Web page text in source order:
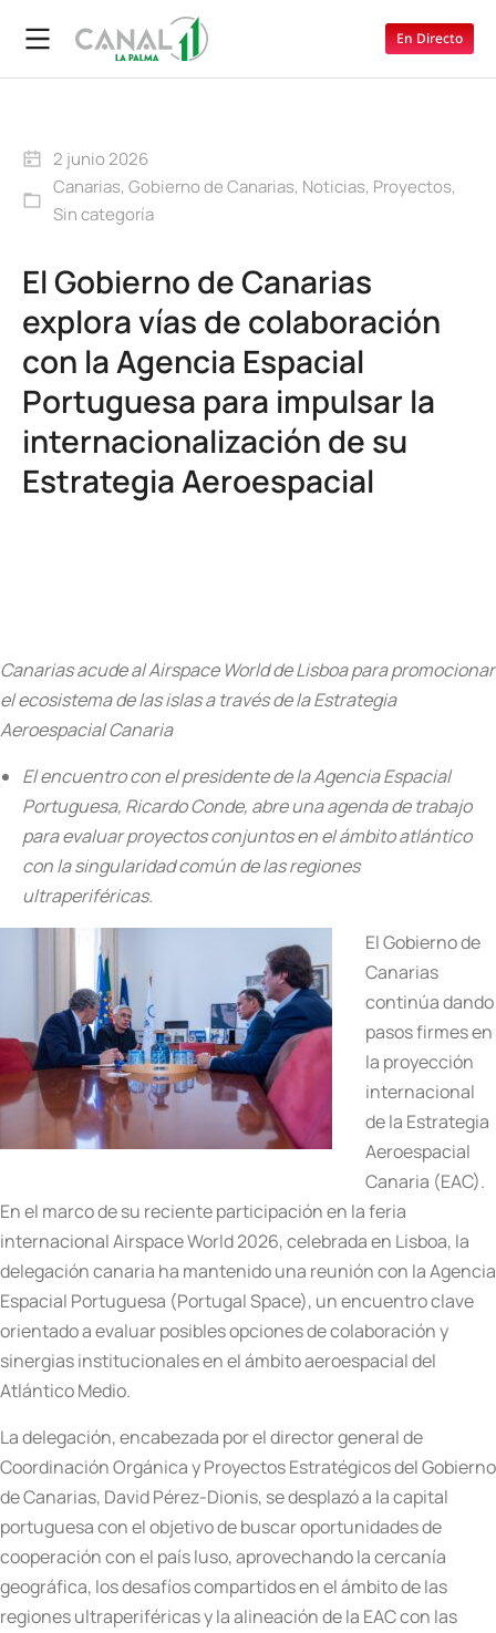
En Directo
2 junio 2026
Canarias, Gobierno de Canarias, Noticias, Proyectos,
Sin categoría
El Gobierno de Canarias
explora vías de colaboración
con la Agencia Espacial
Portuguesa para impulsar la
internacionalización de su
Estrategia Aeroespacial
Canarias acude al Airspace World de Lisboa para promocionar
el ecosistema de las islas a través de la Estrategia
Aeroespacial Canaria
El encuentro con el presidente de la Agencia Espacial
Portuguesa, Ricardo Conde, abre una agenda de trabajo
para evaluar proyectos conjuntos en el ámbito atlántico
con la singularidad común de las regiones
ultraperiféricas.
El Gobierno de
Canarias
continúa dando
pasos firmes en
la proyección
internacional
de la Estrategia
Aeroespacial
Canaria (EAC).
En el marco de su reciente participación en la feria
internacional Airspace World 2026, celebrada en Lisboa, la
delegación canaria ha mantenido una reunión con la Agencia
Espacial Portuguesa (Portugal Space), un encuentro clave
orientado a evaluar posibles opciones de colaboración y
sinergias institucionales en el ámbito aeroespacial del
Atlántico Medio.
La delegación, encabezada por el director general de
Coordinación Orgánica y Proyectos Estratégicos del Gobierno
de Canarias, David Pérez-Dionis, se desplazó a la capital
portuguesa con el objetivo de buscar oportunidades de
cooperación con el país luso, aprovechando la cercanía
geográfica, los desafíos compartidos en el ámbito de las
regiones ultraperiféricas y la alineación de la EAC con las